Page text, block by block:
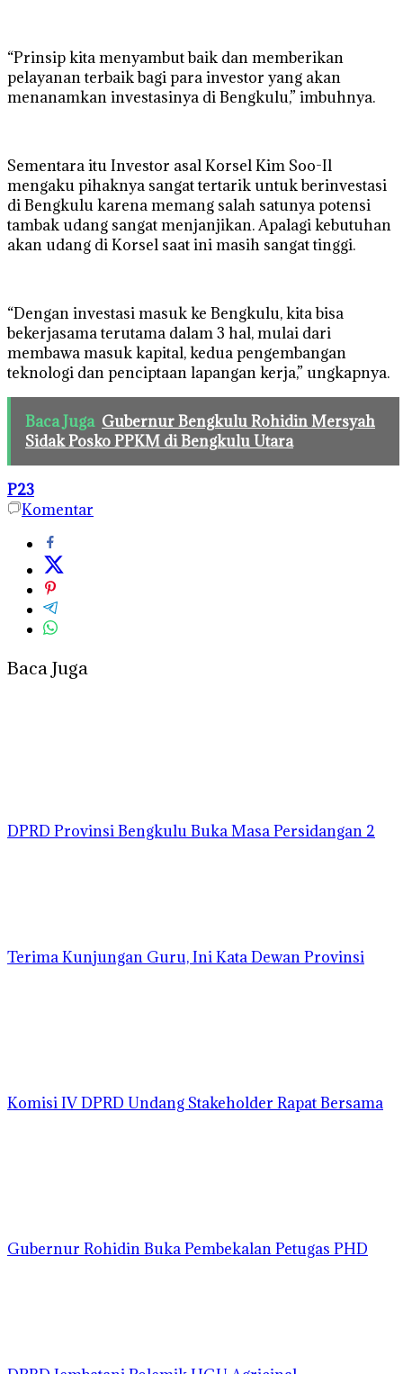
“Prinsip kita menyambut baik dan memberikan
pelayanan terbaik bagi para investor yang akan
menanamkan investasinya di Bengkulu,” imbuhnya.
Sementara itu Investor asal Korsel Kim Soo-Il
mengaku pihaknya sangat tertarik untuk berinvestasi
di Bengkulu karena memang salah satunya potensi
tambak udang sangat menjanjikan. Apalagi kebutuhan
akan udang di Korsel saat ini masih sangat tinggi.
“Dengan investasi masuk ke Bengkulu, kita bisa
bekerjasama terutama dalam 3 hal, mulai dari
membawa masuk kapital, kedua pengembangan
teknologi dan penciptaan lapangan kerja,” ungkapnya.
Baca Juga Gubernur Bengkulu Rohidin Mersyah
Sidak Posko PPKM di Bengkulu Utara
P23
Komentar
Baca Juga
DPRD Provinsi Bengkulu Buka Masa Persidangan 2
Terima Kunjungan Guru, Ini Kata Dewan Provinsi
Komisi IV DPRD Undang Stakeholder Rapat Bersama
Gubernur Rohidin Buka Pembekalan Petugas PHD